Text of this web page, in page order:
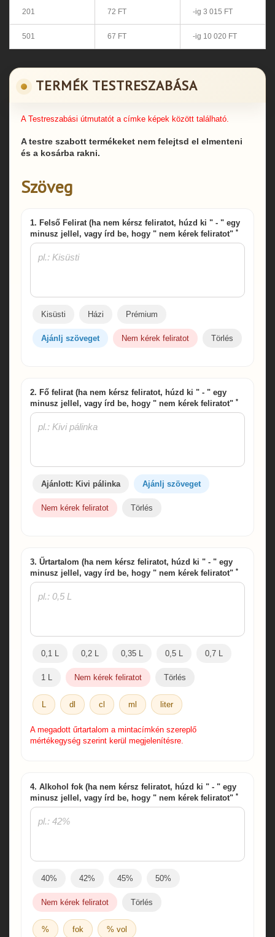
201 72 FT -ig 3 015 FT
501 67 FT -ig 10 020 FT
TERMÉK TESTRESZABÁSA
A Testreszabási útmutatót a címke képek között található.
A testre szabott termékeket nem felejtsd el elmenteni
és a kosárba rakni.
Szöveg
1. Felső Felirat (ha nem kérsz feliratot, húzd ki " - " egy
minusz jellel, vagy írd be, hogy " nem kérek feliratot" *
Kisüsti Házi Prémium
Ajánlj szöveget Nem kérek feliratot Törlés
2. Fő felirat (ha nem kérsz feliratot, húzd ki " - " egy
minusz jellel, vagy írd be, hogy " nem kérek feliratot" *
Ajánlott: Kivi pálinka Ajánlj szöveget
Nem kérek feliratot Törlés
3. Űrtartalom (ha nem kérsz feliratot, húzd ki " - " egy
minusz jellel, vagy írd be, hogy " nem kérek feliratot" *
0,1 L 0,2 L 0,35 L 0,5 L 0,7 L
1 L Nem kérek feliratot Törlés
L dl cl ml liter
A megadott űrtartalom a mintacímkén szereplő
mértékegység szerint kerül megjelenítésre.
4. Alkohol fok (ha nem kérsz feliratot, húzd ki " - " egy
minusz jellel, vagy írd be, hogy " nem kérek feliratot" *
40% 42% 45% 50%
Nem kérek feliratot Törlés
% fok % vol